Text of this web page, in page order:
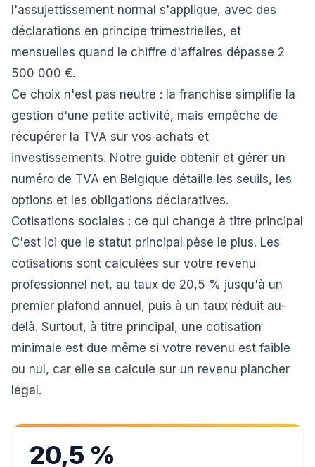
l'assujettissement normal s'applique, avec des
déclarations en principe trimestrielles, et
mensuelles quand le chiffre d'affaires dépasse 2
500 000 €.
Ce choix n'est pas neutre : la franchise simplifie la
gestion d'une petite activité, mais empêche de
récupérer la TVA sur vos achats et
investissements. Notre guide obtenir et gérer un
numéro de TVA en Belgique détaille les seuils, les
options et les obligations déclaratives.
Cotisations sociales : ce qui change à titre principal
C'est ici que le statut principal pèse le plus. Les
cotisations sont calculées sur votre revenu
professionnel net, au taux de 20,5 % jusqu'à un
premier plafond annuel, puis à un taux réduit au-
delà. Surtout, à titre principal, une cotisation
minimale est due même si votre revenu est faible
ou nul, car elle se calcule sur un revenu plancher
légal.
20,5 %